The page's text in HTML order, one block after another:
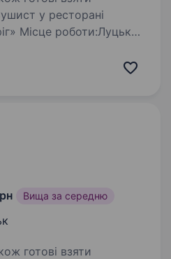
харчування
Вища за середню
готові взяти